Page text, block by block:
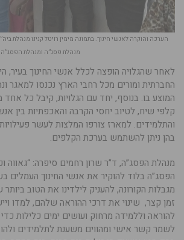
הערכה והוקרה לאנשי חינוך. בתמונה מימין רויטל קנינו מנהלת
מנהלת פסג”ה ומנהלת הפסג”ה
לאחר שהגלויה הופצה לכלל אנשי החינוך בעיר,
החברתית ומורים מכל רחבי הארץ נכנסו למאגר
המוצע בו. בנוסף, יחד עם הגלויות, קיבל כל
קלפי שיח, לטיוב יחסי הקרבה והאכפתיות בין
והתלמידים. למארז צורפו המלצות לעשר
בהן ניתן להשתמש בערכת הקלפים.
מנהלת הפסג”ה, ד”ר שרון רחמים סיפרה: “גאווה
הפסג”ה בלוד להוקיר את אנשי החינוך העמלים
מגבלות הקורונה, להעניק לילדינו את הטוב
זמן קצר, שינוי את דרכי ההוראה שלהם, למדו
להוראה וללמידה מרחוק ועושים ימים כלילות
לשמר קשר אישי ומהווים משענת לתלמידים